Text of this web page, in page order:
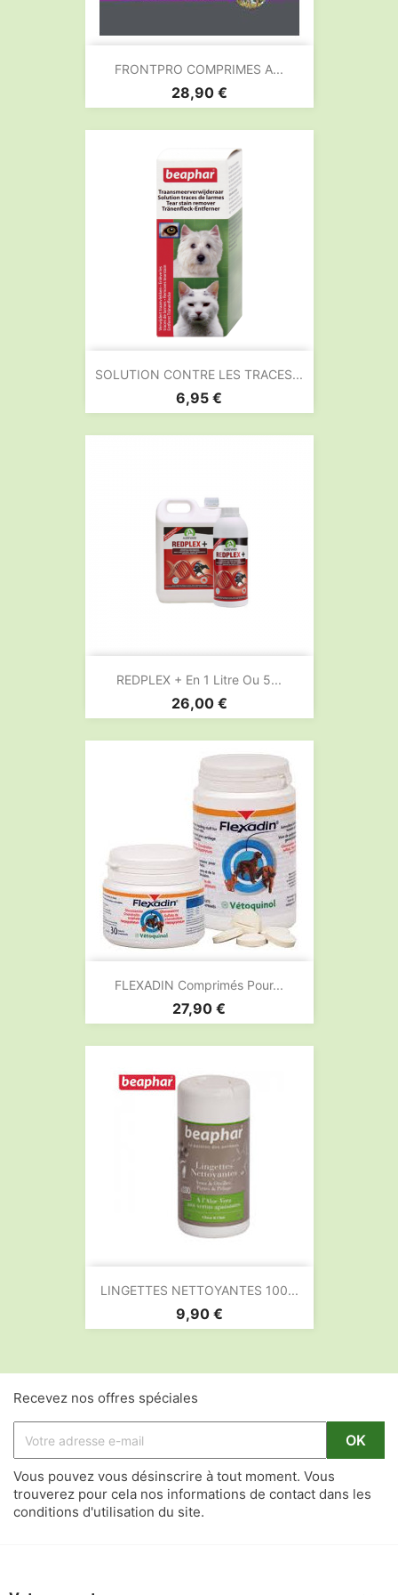
FRONTPRO COMPRIMES A...
Prix
28,90 €
SOLUTION CONTRE LES TRACES...
Prix
6,95 €
REDPLEX + En 1 Litre Ou 5...
Prix
26,00 €
FLEXADIN Comprimés Pour...
Prix
27,90 €
LINGETTES NETTOYANTES 100...
Prix
9,90 €
Recevez nos offres spéciales
Vous pouvez vous désinscrire à tout moment. Vous
trouverez pour cela nos informations de contact dans les
conditions d'utilisation du site.